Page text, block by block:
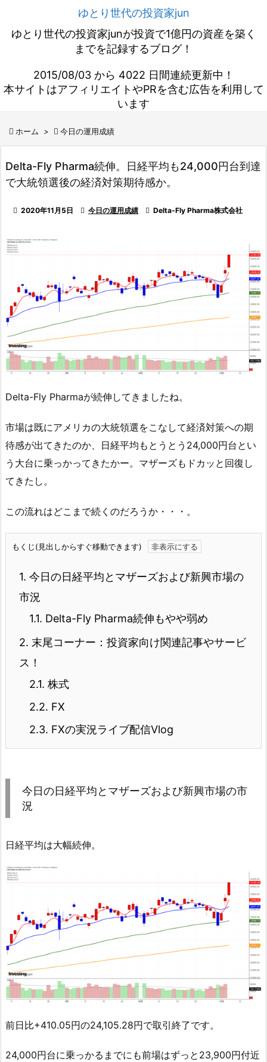
ゆとり世代の投資家jun
ゆとり世代の投資家junが投資で1億円の資産を築く
までを記録するブログ！
2015/08/03 から 4022 日間連続更新中！
本サイトはアフィリエイトやPRを含む広告を利用して
います
 ホーム >  今日の運用成績
Delta-Fly Pharma続伸。日経平均も24,000円台到達
で大統領選後の経済対策期待感か。
 2020年11月5日  今日の運用成績  Delta-Fly Pharma株式会社
Delta-Fly Pharmaが続伸してきましたね。
市場は既にアメリカの大統領選をこなして経済対策への期
待感が出てきたのか、日経平均もとうとう24,000円台とい
う大台に乗っかってきたかー。マザーズもドカッと回復し
てきたし。
この流れはどこまで続くのだろうか・・・。
もくじ(見出しからすぐ移動できます)
1. 今日の日経平均とマザーズおよび新興市場の
市況
1.1. Delta-Fly Pharma続伸もやや弱め
2. 末尾コーナー：投資家向け関連記事やサービ
ス！
2.1. 株式
2.2. FX
2.3. FXの実況ライブ配信Vlog
今日の日経平均とマザーズおよび新興市場の市
況
日経平均は大幅続伸。
前日比+410.05円の24,105.28円で取引終了です。
24,000円台に乗っかるまでにも前場はずっと23,900円付近